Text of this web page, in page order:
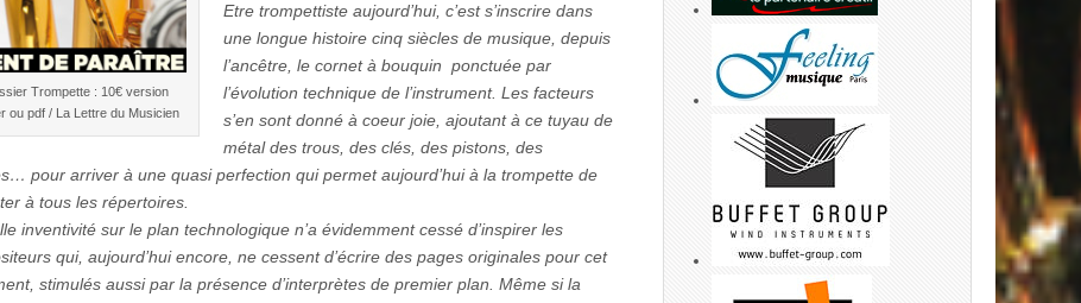
Trompette : 10€ version
ou pdf / La Lettre du Musicien
Etre trompettiste aujourd’hui, c’est s’inscrire dans
une longue histoire cinq siècles de musique, depuis
l’ancêtre, le cornet à bouquin ponctuée par
l’évolution technique de l’instrument. Les facteurs
s’en sont donné à coeur joie, ajoutant à ce tuyau de
métal des trous, des clés, des pistons, des
pour arriver à une quasi perfection qui permet aujourd’hui à la trompette de
à tous les répertoires.
inventivité sur le plan technologique n’a évidemment cessé d’inspirer les
qui, aujourd’hui encore, ne cessent d’écrire des pages originales pour cet
stimulés aussi par la présence d’interprètes de premier plan. Même si la